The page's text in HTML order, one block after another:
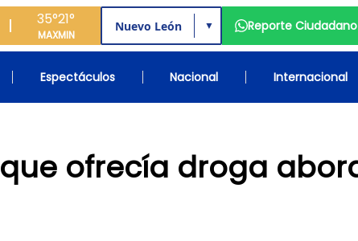
35°
MAX
21°
MIN
▼ Reporte Ciudadano
Espectáculos Nacional Internacional
ofrecía droga